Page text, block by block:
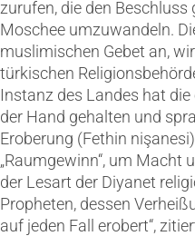
zurufen, die den
Moschee umzuwandeln.
muslimischen Gebet an,
türkischen
Instanz des Landes hat
der Hand gehalten und
Eroberung (Fethin
„Raumgewinn“, um Macht
der Lesart der Diyanet
Propheten, dessen
auf jeden Fall erobert“,